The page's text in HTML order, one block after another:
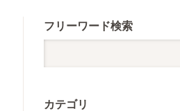
フリーワード検索
カテゴリ